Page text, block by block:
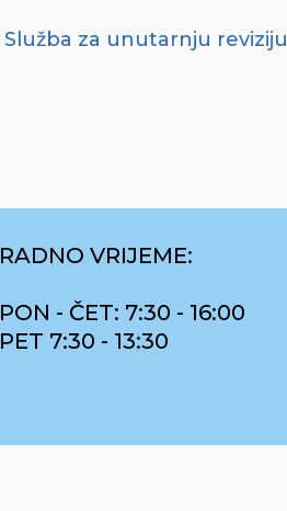
Služba za unutarnju reviziju
RADNO VRIJEME:
PON - ČET: 7:30 - 16:00
PET 7:30 - 13:30